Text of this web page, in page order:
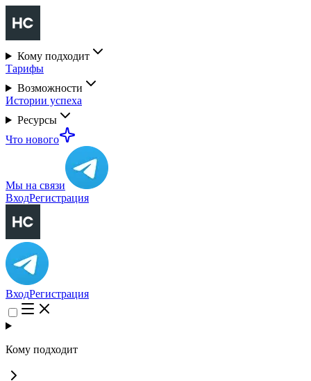
Кому подходит
Тарифы
Возможности
Истории успеха
Ресурсы
Что нового
Мы на связи
ВходРегистрация
ВходРегистрация
Кому подходит